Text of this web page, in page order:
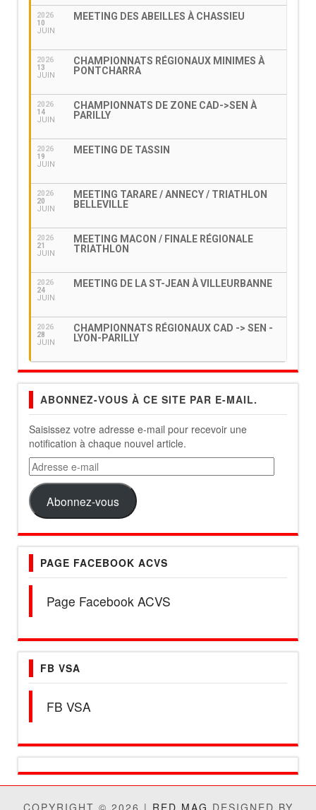
2026
10
JUIN
MEETING DES ABEILLES À CHASSIEU
2026
13
JUIN
CHAMPIONNATS RÉGIONAUX MINIMES À
PONTCHARRA
2026
14
JUIN
CHAMPIONNATS DE ZONE CAD->SEN À
PARILLY
2026
19
JUIN
MEETING DE TASSIN
2026
20
JUIN
MEETING TARARE / ANNECY / TRIATHLON
BELLEVILLE
2026
21
JUIN
MEETING MACON / FINALE RÉGIONALE
TRIATHLON
2026
24
JUIN
MEETING DE LA ST-JEAN À VILLEURBANNE
2026
28
JUIN
CHAMPIONNATS RÉGIONAUX CAD -> SEN -
LYON-PARILLY
ABONNEZ-VOUS À CE SITE PAR E-MAIL.
Saisissez votre adresse e-mail pour recevoir une
notification à chaque nouvel article.
Adresse
e-
mail
Abonnez-vous
PAGE FACEBOOK ACVS
Page Facebook ACVS
FB VSA
FB VSA
COPYRIGHT © 2026 | RED MAG DESIGNED BY